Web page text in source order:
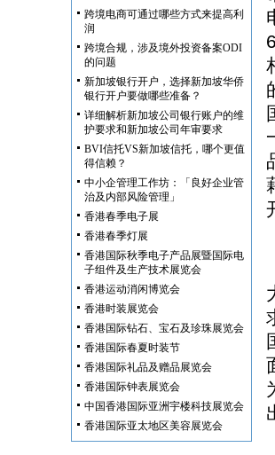
跨境电商可通过哪些方式来提高利
润
跨境合规，涉及境外投资备案ODI
的问题
新加坡银行开户，选择新加坡华侨
银行开户要做哪些准备？
详细解析新加坡公司银行账户的维
护要求和新加坡公司年审要求
BVI信托VS新加坡信托，哪个更值
得信赖？
中小企管理工作坊：「良好企业管
治及内部风险管理」
香港春季电子展
香港春季灯展
香港国际秋季电子产品展暨国际电
子组件及生产技术展览会
香港运动消闲博览会
香港时装展览会
香港国际钻石、宝石及珍珠展览会
香港国际春夏时装节
香港国际礼品及赠品展览会
香港国际钟表展览会
中国香港国际亚洲宇楼科技展览会
香港国际亚太地区美容展览会